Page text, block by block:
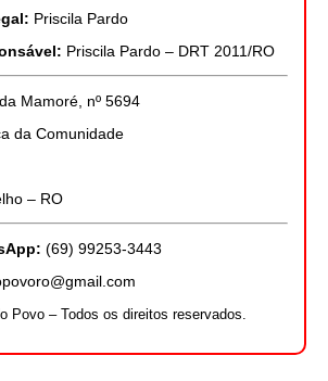
Priscila Pardo
Priscila Pardo – DRT 2011/RO
Mamoré, nº 5694
da Comunidade
– RO
(69) 99253-3443
Povo – Todos os direitos reservados.